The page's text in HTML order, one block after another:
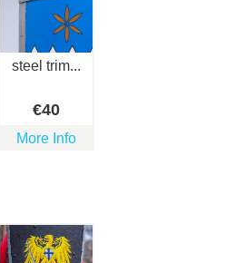
steel trim...
€40
More Info